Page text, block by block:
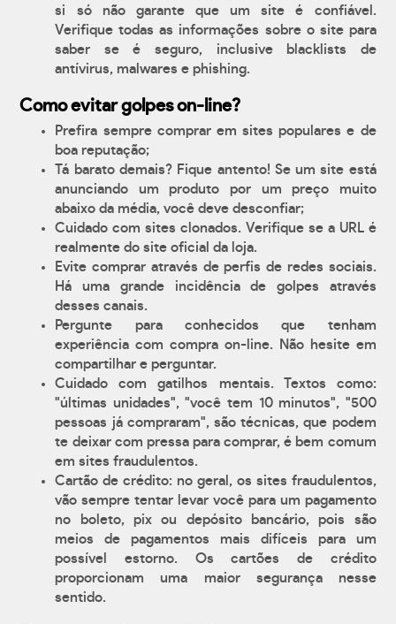
si só não garante que um site é confiável.
Verifique todas as informações sobre o site para
saber se é seguro, inclusive blacklists de
antívirus, malwares e phishing.
Como evitar golpes on-line?
Prefira sempre comprar em sites populares e de
boa reputação;
Tá barato demais? Fique antento! Se um site está
anunciando um produto por um preço muito
abaixo da média, você deve desconfiar;
Cuidado com sites clonados. Verifique se a URL é
realmente do site oficial da loja.
Evite comprar através de perfis de redes sociais.
Há uma grande incidência de golpes através
desses canais.
Pergunte para conhecidos que tenham
experiência com compra on-line. Não hesite em
compartilhar e perguntar.
Cuidado com gatilhos mentais. Textos como:
"últimas unidades", "você tem 10 minutos", "500
pessoas já compraram", são técnicas, que podem
te deixar com pressa para comprar, é bem comum
em sites fraudulentos.
Cartão de crédito: no geral, os sites fraudulentos,
vão sempre tentar levar você para um pagamento
no boleto, pix ou depósito bancário, pois são
meios de pagamentos mais difíceis para um
possível estorno. Os cartões de crédito
proporcionam uma maior segurança nesse
sentido.